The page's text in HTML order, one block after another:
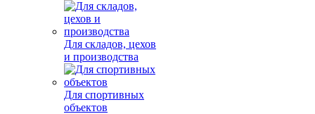
Для складов, цехов
и производства
Для спортивных
объектов